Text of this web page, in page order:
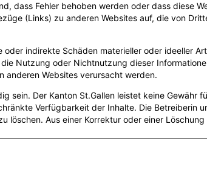
dass Fehler behoben werden oder dass diese
(Links) zu anderen Websites auf, die von
indirekte Schäden materieller oder ideeller
Nutzung oder Nichtnutzung dieser
anderen Websites verursacht werden.
sein. Der Kanton St.Gallen leistet keine
Verfügbarkeit der Inhalte. Die Betreiberin
löschen. Aus einer Korrektur oder einer